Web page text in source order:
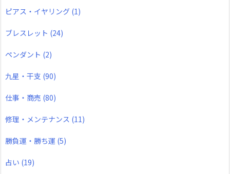
ピアス・イヤリング (1)
ブレスレット (24)
ペンダント (2)
九星・干支 (90)
仕事・商売 (80)
修理・メンテナンス (11)
勝負運・勝ち運 (5)
占い (19)